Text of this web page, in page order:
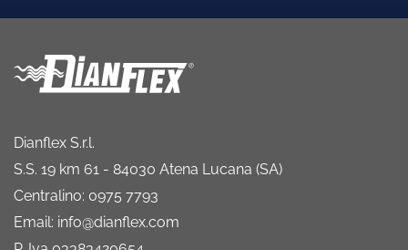
Dianflex S.r.l.
S.S. 19 km 61 - 84030 Atena Lucana (SA)
Centralino: 0975 7793
Email: info@dianflex.com